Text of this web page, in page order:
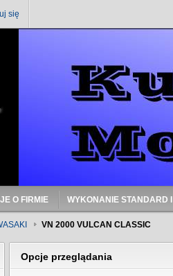
się
O FIRMIE WYKONANIE STANDARD
VN 2000 VULCAN CLASSIC
Opcje przeglądania